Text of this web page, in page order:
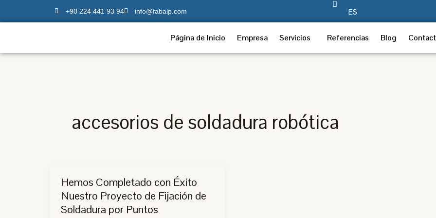
al
+90 224 441 93 94 info@fabalp.com ES
Página de Inicio Empresa Servicios Referencias Blog
accesorios de soldadura robótica
Hemos Completado con Éxito
Nuestro Proyecto de Fijación de
Soldadura por Puntos